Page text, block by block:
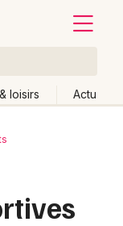
loisirs Actu
Effacer les dates